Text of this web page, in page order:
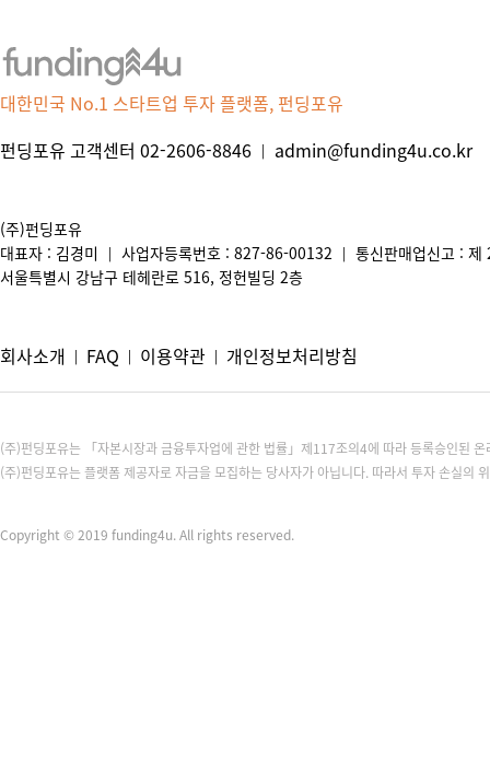
대한민국 No.1 스타트업 투자 플랫폼, 펀딩포유
펀딩포유 고객센터 02-2606-8846 | admin@funding4u.co.kr
(주)펀딩포유
대표자 : 김경미
| 사업자등록번호 : 827-86-00132 | 통신판매업신고 :
서울특별시 강남구 테헤란로 516, 정헌빌딩 2층
회사소개 | FAQ | 이용약관 | 개인정보처리방침
(주)펀딩포유는 「자본시장과 금융투자업에 관한 법률」제117조의4에 따라 등록승인된
(주)펀딩포유는 플랫폼 제공자로 자금을 모집하는 당사자가 아닙니다. 따라서 투자 손실의
Copyright © 2019 funding4u. All rights reserved.